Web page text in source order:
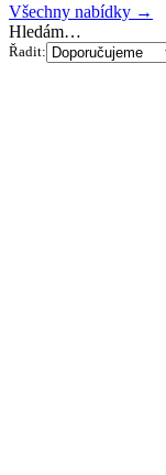
Všechny nabídky →
Hledám…
Řadit: